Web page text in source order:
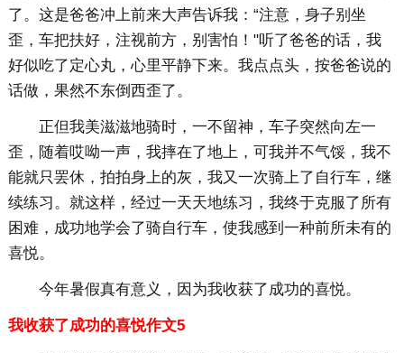
了。这是爸爸冲上前来大声告诉我：“注意，身子别坐
歪，车把扶好，注视前方，别害怕！"听了爸爸的话，我
好似吃了定心丸，心里平静下来。我点点头，按爸爸说的
话做，果然不东倒西歪了。
正但我美滋滋地骑时，一不留神，车子突然向左一
歪，随着哎呦一声，我摔在了地上，可我并不气馁，我不
能就只罢休，拍拍身上的灰，我又一次骑上了自行车，继
续练习。就这样，经过一天天地练习，我终于克服了所有
困难，成功地学会了骑自行车，使我感到一种前所未有的
喜悦。
今年暑假真有意义，因为我收获了成功的喜悦。
我收获了成功的喜悦作文5